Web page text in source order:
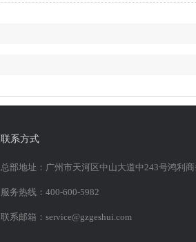
联系方式
总部地址：广州市天河区中山大道中243号鸿利
服务热线：400-600-5982
联系邮箱：service@gzgeshui.com